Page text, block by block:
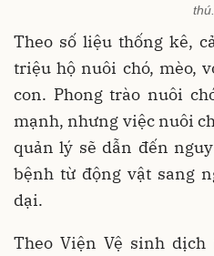
thú.
Theo số liệu thống kê,
triệu hộ nuôi chó, mèo,
con. Phong trào nuôi
mạnh, nhưng việc nuôi
quản lý sẽ dẫn đến
bệnh từ động vật sang
dại.
Theo Viện Vệ sinh